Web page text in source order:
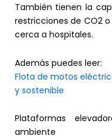
También tienen la
restricciones de CO2
cerca a hospitales.
Además puedes leer:
Flota de motos
y sostenible
Plataformas
ambiente